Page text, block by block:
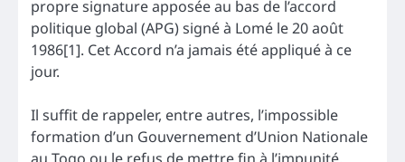
propre signature apposée au bas de l’accord
politique global (APG) signé à Lomé le 20 août
1986[1]. Cet Accord n’a jamais été appliqué à ce
jour.
Il suffit de rappeler, entre autres, l’impossible
formation d’un Gouvernement d’Union Nationale